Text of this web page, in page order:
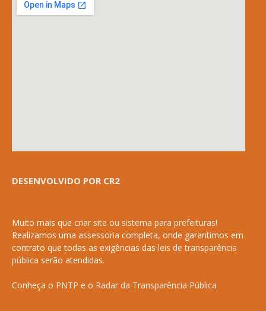
DESENVOLVIDO POR CR2
Muito mais que criar site ou sistema para prefeituras!
Realizamos uma assessoria completa, onde garantimos em
contrato que todas as exigências das leis de transparência
pública serão atendidas.
Conheça o PNTP e o Radar da Transparência Pública